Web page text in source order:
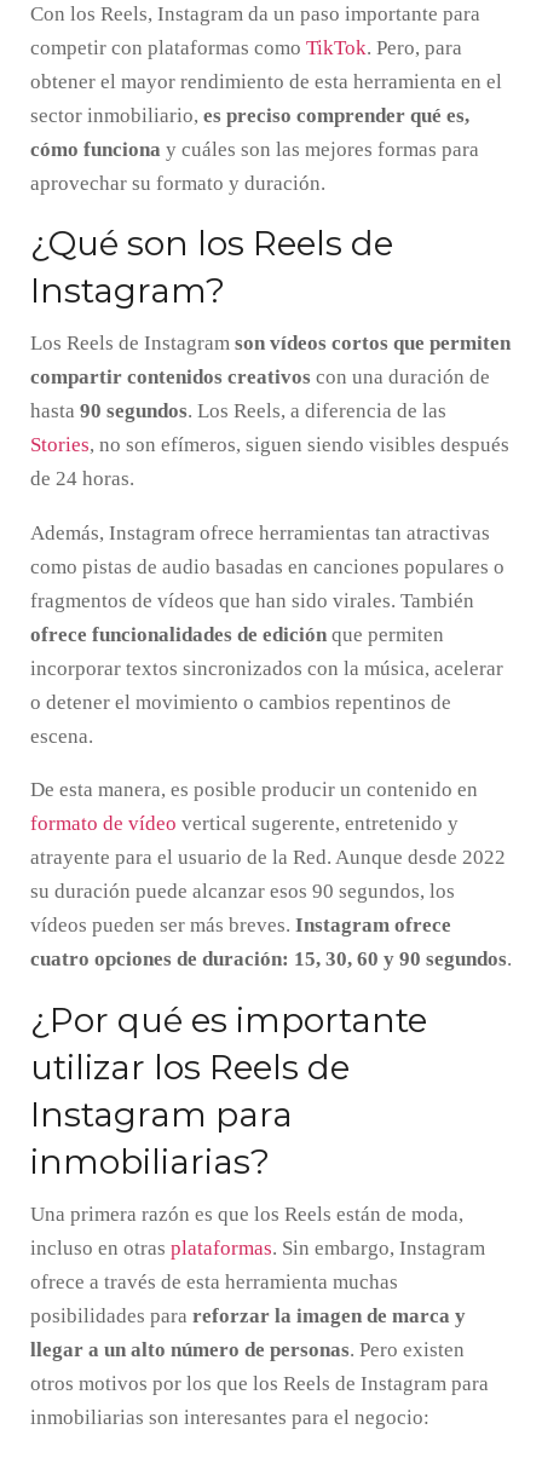
Con los Reels, Instagram da un paso importante para
competir con plataformas como TikTok. Pero, para
obtener el mayor rendimiento de esta herramienta en el
sector inmobiliario, es preciso comprender qué es,
cómo funciona y cuáles son las mejores formas para
aprovechar su formato y duración.
¿Qué son los Reels de
Instagram?
Los Reels de Instagram son vídeos cortos que permiten
compartir contenidos creativos con una duración de
hasta 90 segundos. Los Reels, a diferencia de las
Stories, no son efímeros, siguen siendo visibles después
de 24 horas.
Además, Instagram ofrece herramientas tan atractivas
como pistas de audio basadas en canciones populares o
fragmentos de vídeos que han sido virales. También
ofrece funcionalidades de edición que permiten
incorporar textos sincronizados con la música, acelerar
o detener el movimiento o cambios repentinos de
escena.
De esta manera, es posible producir un contenido en
formato de vídeo vertical sugerente, entretenido y
atrayente para el usuario de la Red. Aunque desde 2022
su duración puede alcanzar esos 90 segundos, los
vídeos pueden ser más breves. Instagram ofrece
cuatro opciones de duración: 15, 30, 60 y 90 segundos.
¿Por qué es importante
utilizar los Reels de
Instagram para
inmobiliarias?
Una primera razón es que los Reels están de moda,
incluso en otras plataformas. Sin embargo, Instagram
ofrece a través de esta herramienta muchas
posibilidades para reforzar la imagen de marca y
llegar a un alto número de personas. Pero existen
otros motivos por los que los Reels de Instagram para
inmobiliarias son interesantes para el negocio: